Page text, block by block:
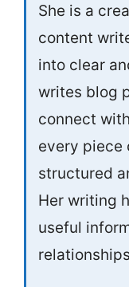
She is a
content
into clear
writes blog
connect
every piece
structured
Her writing
useful